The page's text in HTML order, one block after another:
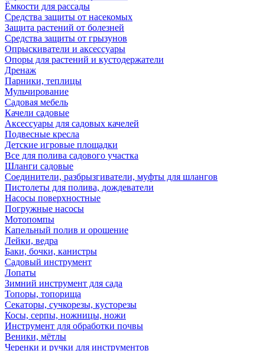
Ёмкости для рассады
Средства защиты от насекомых
Защита растений от болезней
Средства защиты от грызунов
Опрыскиватели и аксессуары
Опоры для растений и кустодержатели
Дренаж
Парники, теплицы
Мульчирование
Садовая мебель
Качели садовые
Аксессуары для садовых качелей
Подвесные кресла
Детские игровые площадки
Все для полива садового участка
Шланги садовые
Соединители, разбрызгиватели, муфты для шлангов
Пистолеты для полива, дождеватели
Насосы поверхностные
Погружные насосы
Мотопомпы
Капельный полив и орошение
Лейки, ведра
Баки, бочки, канистры
Садовый инструмент
Лопаты
Зимний инструмент для сада
Топоры, топорища
Секаторы, сучкорезы, кусторезы
Косы, серпы, ножницы, ножи
Инструмент для обработки почвы
Веники, мётлы
Черенки и ручки для инструментов